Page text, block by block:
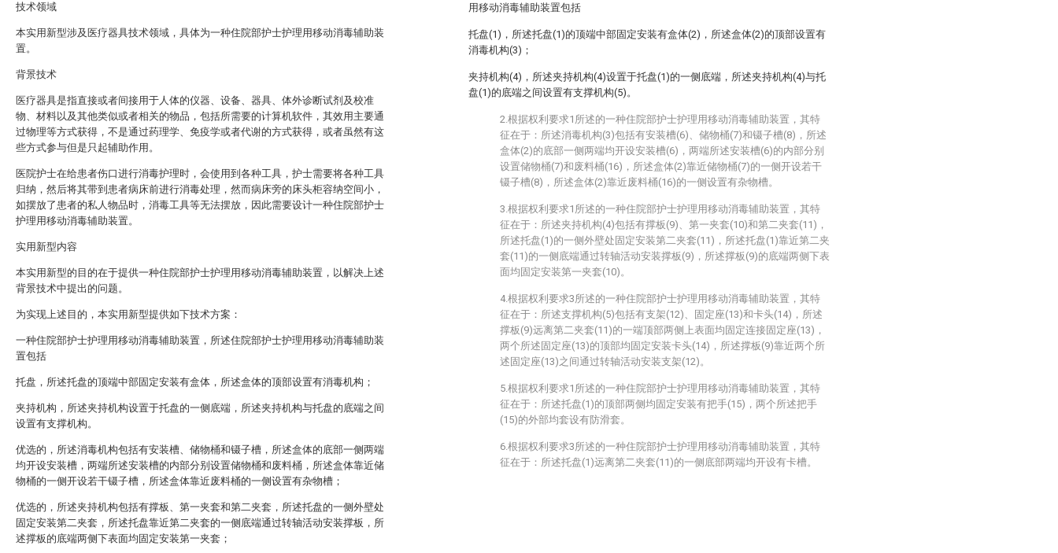
技术领域
本实用新型涉及医疗器具技术领域，具体为一种住院部护士护理用移动消毒辅助装
置。
背景技术
医疗器具是指直接或者间接用于人体的仪器、设备、器具、体外诊断试剂及校准
物、材料以及其他类似或者相关的物品，包括所需要的计算机软件，其效用主要通
过物理等方式获得，不是通过药理学、免疫学或者代谢的方式获得，或者虽然有这
些方式参与但是只起辅助作用。
医院护士在给患者伤口进行消毒护理时，会使用到各种工具，护士需要将各种工具
归纳，然后将其带到患者病床前进行消毒处理，然而病床旁的床头柜容纳空间小，
如摆放了患者的私人物品时，消毒工具等无法摆放，因此需要设计一种住院部护士
护理用移动消毒辅助装置。
实用新型内容
本实用新型的目的在于提供一种住院部护士护理用移动消毒辅助装置，以解决上述
背景技术中提出的问题。
为实现上述目的，本实用新型提供如下技术方案：
一种住院部护士护理用移动消毒辅助装置，所述住院部护士护理用移动消毒辅助装
置包括
托盘，所述托盘的顶端中部固定安装有盒体，所述盒体的顶部设置有消毒机构；
夹持机构，所述夹持机构设置于托盘的一侧底端，所述夹持机构与托盘的底端之间
设置有支撑机构。
优选的，所述消毒机构包括有安装槽、储物桶和镊子槽，所述盒体的底部一侧两端
均开设安装槽，两端所述安装槽的内部分别设置储物桶和废料桶，所述盒体靠近储
物桶的一侧开设若干镊子槽，所述盒体靠近废料桶的一侧设置有杂物槽；
优选的，所述夹持机构包括有撑板、第一夹套和第二夹套，所述托盘的一侧外壁处
固定安装第二夹套，所述托盘靠近第二夹套的一侧底端通过转轴活动安装撑板，所
述撑板的底端两侧下表面均固定安装第一夹套；
用移动消毒辅助装置包括
托盘(1)，所述托盘(1)的顶端中部固定安装有盒体(2)，所述盒体(2)的顶部设置有
消毒机构(3)；
夹持机构(4)，所述夹持机构(4)设置于托盘(1)的一侧底端，所述夹持机构(4)与托
盘(1)的底端之间设置有支撑机构(5)。
2.根据权利要求1所述的一种住院部护士护理用移动消毒辅助装置，其特
征在于：所述消毒机构(3)包括有安装槽(6)、储物桶(7)和镊子槽(8)，所述
盒体(2)的底部一侧两端均开设安装槽(6)，两端所述安装槽(6)的内部分别
设置储物桶(7)和废料桶(16)，所述盒体(2)靠近储物桶(7)的一侧开设若干
镊子槽(8)，所述盒体(2)靠近废料桶(16)的一侧设置有杂物槽。
3.根据权利要求1所述的一种住院部护士护理用移动消毒辅助装置，其特
征在于：所述夹持机构(4)包括有撑板(9)、第一夹套(10)和第二夹套(11)，
所述托盘(1)的一侧外壁处固定安装第二夹套(11)，所述托盘(1)靠近第二夹
套(11)的一侧底端通过转轴活动安装撑板(9)，所述撑板(9)的底端两侧下表
面均固定安装第一夹套(10)。
4.根据权利要求3所述的一种住院部护士护理用移动消毒辅助装置，其特
征在于：所述支撑机构(5)包括有支架(12)、固定座(13)和卡头(14)，所述
撑板(9)远离第二夹套(11)的一端顶部两侧上表面均固定连接固定座(13)，
两个所述固定座(13)的顶部均固定安装卡头(14)，所述撑板(9)靠近两个所
述固定座(13)之间通过转轴活动安装支架(12)。
5.根据权利要求1所述的一种住院部护士护理用移动消毒辅助装置，其特
征在于：所述托盘(1)的顶部两侧均固定安装有把手(15)，两个所述把手
(15)的外部均套设有防滑套。
6.根据权利要求3所述的一种住院部护士护理用移动消毒辅助装置，其特
征在于：所述托盘(1)远离第二夹套(11)的一侧底部两端均开设有卡槽。